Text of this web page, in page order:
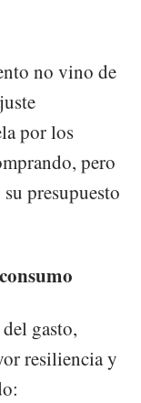
no vino de
por los
pero
presupuesto
gasto,
resiliencia y